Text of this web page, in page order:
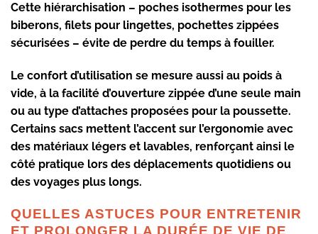
Cette hiérarchisation – poches isothermes pour les
biberons, filets pour lingettes, pochettes zippées
sécurisées – évite de perdre du temps à fouiller.
Le confort d’utilisation se mesure aussi au poids à
vide, à la facilité d’ouverture zippée d’une seule main
ou au type d’attaches proposées pour la poussette.
Certains sacs mettent l’accent sur l’ergonomie avec
des matériaux légers et lavables, renforçant ainsi le
côté pratique lors des déplacements quotidiens ou
des voyages plus longs.
QUELLES ASTUCES POUR ENTRETENIR
ET PROLONGER LA DURÉE DE VIE DE